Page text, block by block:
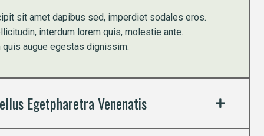
sit amet dapibus sed, imperdiet sodales eros.
interdum lorem quis, molestie ante.
augue egestas dignissim.
Egetpharetra Venenatis